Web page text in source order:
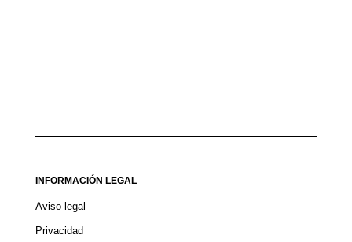
INFORMACIÓN LEGAL
Aviso legal
Privacidad